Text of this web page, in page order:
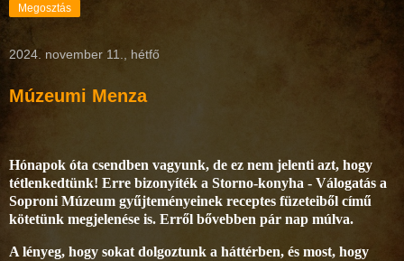
Megosztás
2024. november 11., hétfő
Múzeumi Menza
Hónapok óta csendben vagyunk, de ez nem jelenti azt, hogy
tétlenkedtünk! Erre bizonyíték a Storno-konyha - Válogatás a
Soproni Múzeum gyűjteményeinek receptes füzeteiből című
kötetünk megjelenése is. Erről bővebben pár nap múlva.
A lényeg, hogy sokat dolgoztunk a háttérben, és most, hogy